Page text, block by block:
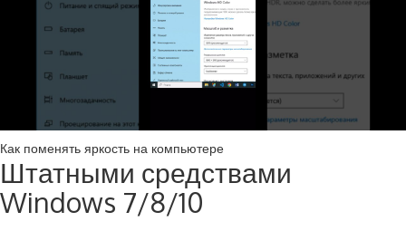
Как поменять яркость на компьютере
Штатными средствами
Windows 7/8/10